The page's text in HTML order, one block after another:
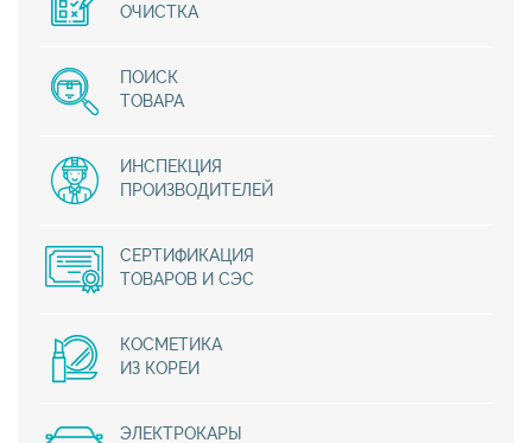
ОЧИСТКА
ПОИСК
ТОВАРА
ИНСПЕКЦИЯ
ПРОИЗВОДИТЕЛЕЙ
СЕРТИФИКАЦИЯ
ТОВАРОВ И СЭС
КОСМЕТИКА
ИЗ КОРЕИ
ЭЛЕКТРОКАРЫ